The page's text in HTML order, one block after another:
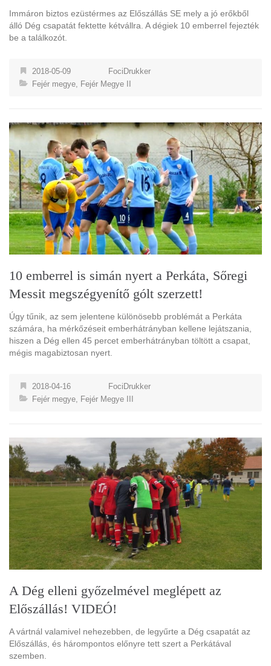
Immáron biztos ezüstérmes az Előszállás SE mely a jó erőkből
álló Dég csapatát fektette kétvállra. A dégiek 10 emberrel fejezték
be a találkozót.
2018-05-09
FociDrukker
Fejér megye
Fejér Megye II
10 emberrel is simán nyert a Perkáta, Sőregi
Messit megszégyenítő gólt szerzett!
Úgy tűnik, az sem jelentene különösebb problémát a Perkáta
számára, ha mérkőzéseit emberhátrányban kellene lejátszania,
hiszen a Dég ellen 45 percet emberhátrányban töltött a csapat,
mégis magabiztosan nyert.
2018-04-16
FociDrukker
Fejér megye, Fejér Megye III
A Dég elleni győzelmével meglépett az
Előszállás! VIDEÓ!
A vártnál valamivel nehezebben, de legyűrte a Dég csapatát az
Előszállás, és hárompontos előnyre tett szert a Perkátával
szemben.